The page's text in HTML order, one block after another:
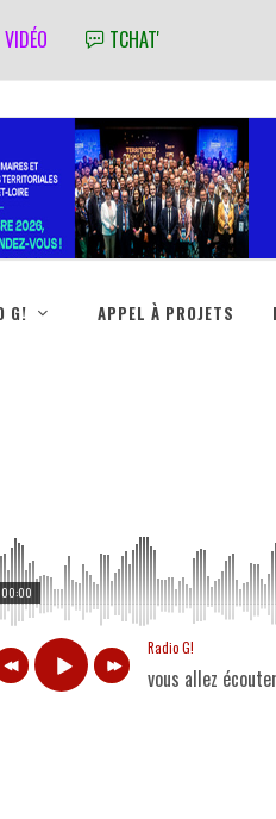
TCHAT'
G! APPEL À PROJETS
00:00
Radio G!
vous allez